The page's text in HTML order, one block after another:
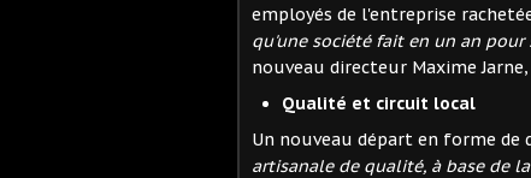
employés de l'entreprise
qu'une société fait en un an pour
nouveau directeur Maxime
Qualité et circuit local
Un nouveau départ en forme de
artisanale de qualité, à base de